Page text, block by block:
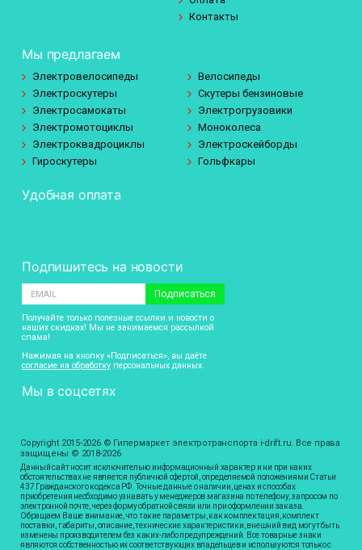
Контакты
Мы предлагаем
Электровелосипеды
Велосипеды
Электроскутеры
Скутеры бензиновые
Электросамокаты
Электрогрузовики
Электромотоциклы
Моноколеса
Электроквадроциклы
Электроскейборды
Гироскутеры
Гольфкары
Удобная оплата
Подпишитесь на новости
Подписаться
Получайте только полезные ссылки и новости о
наших скидках! Мы не занимаемся рассылкой
спама!
Нажимая на кнопку «Подписаться», вы даёте
согласие на обработку персональных данных.
Мы в соцсетях
Copyright 2015-2026 © Гипермаркет электротранспорта i-drift.ru. Все права
защищены © 2018-2026
Данный сайт носит исключительно информационный характер и ни при каких
обстоятельствах не является публичной офертой, определяемой положениями Статьи
437 Гражданского кодекса РФ. Точные данные о наличии, ценах и способах
приобретения необходимо узнавать у менеджеров магазина по телефону, запросом по
электронной почте, через форму обратной связи или при оформлении заказа.
Обращаем Ваше внимание, что такие параметры, как комплектация, комплект
поставки, габариты, описание, технические характеристики, внешний вид могут быть
изменены производителем без каких-либо предупреждений. Все товарные знаки
являются собственностью их соответствующих владельцев и используются только с